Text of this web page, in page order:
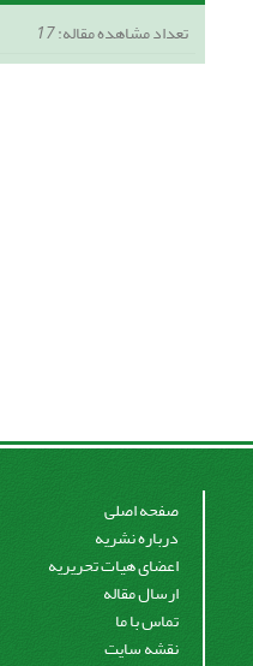
تعداد مشاهده مقاله:17
صفحه اصلی
درباره نشریه
اعضای هیات تحریریه
ارسال مقاله
تماس با ما
نقشه سایت